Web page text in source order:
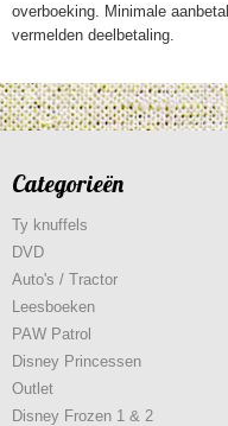
overboeking. Minimale
vermelden deelbetaling.
Categorieën
Ty knuffels
DVD
Auto's / Tractor
Leesboeken
PAW Patrol
Disney Princessen
Outlet
Disney Frozen 1 & 2